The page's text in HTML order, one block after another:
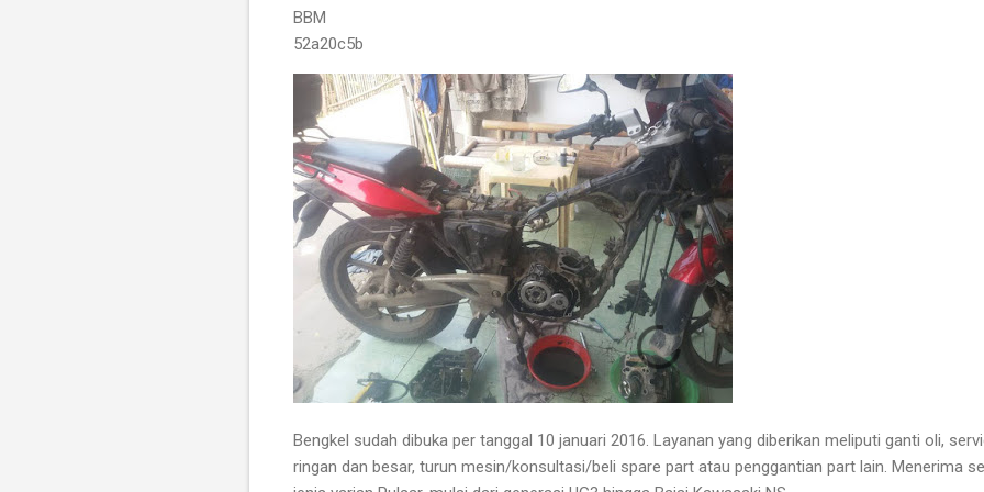
BBM
52a20c5b
Bengkel sudah dibuka per tanggal 10 januari 2016. Layanan yang diberikan meliputi ganti oli,
ringan dan besar, turun mesin/konsultasi/beli spare part atau penggantian part lain. Menerima